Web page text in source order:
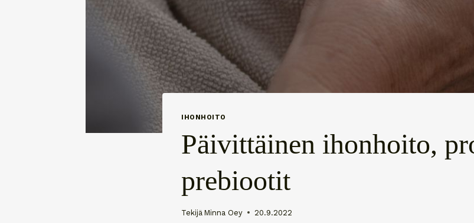
IHONHOITO
Päivittäinen ihonhoito,
prebiootit
Tekijä Minna Oey 20.9.2022